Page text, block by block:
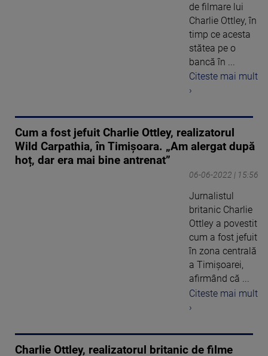
de filmare lui
Charlie Ottley, în
timp ce acesta
stătea pe o
bancă în ...
Citeste mai mult
›
Cum a fost jefuit Charlie Ottley, realizatorul
Wild Carpathia, în Timișoara. „Am alergat după
hoț, dar era mai bine antrenat”
06-06-2022 | 15:56
Jurnalistul
britanic Charlie
Ottley a povestit
cum a fost jefuit
în zona centrală
a Timişoarei,
afirmând că ...
Citeste mai mult
›
Charlie Ottley, realizatorul britanic de filme